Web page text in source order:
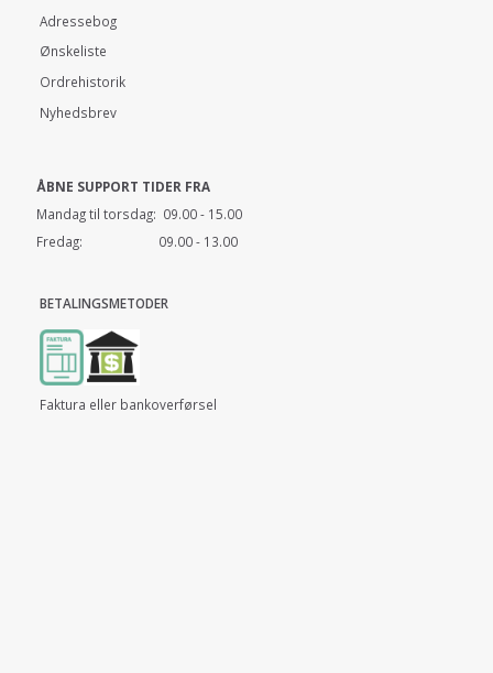
Adressebog
Ønskeliste
Ordrehistorik
Nyhedsbrev
ÅBNE SUPPORT TIDER FRA
Mandag til torsdag: 09.00 - 15.00
Fredag: 09.00 - 13.00
BETALINGSMETODER
Faktura eller bankoverførsel